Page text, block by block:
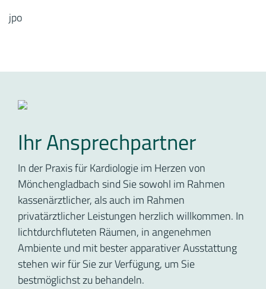
jpo
Ihr Ansprechpartner
In der Praxis für Kardiologie im Herzen von
Mönchengladbach sind Sie sowohl im Rahmen
kassenärztlicher, als auch im Rahmen
privatärztlicher Leistungen herzlich willkommen. In
lichtdurchfluteten Räumen, in angenehmen
Ambiente und mit bester apparativer Ausstattung
stehen wir für Sie zur Verfügung, um Sie
bestmöglichst zu behandeln.